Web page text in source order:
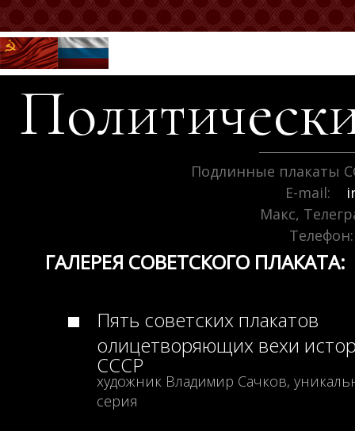
Подлинные плакаты
E-mail:
Макс,
Телефон:
ГАЛЕРЕЯ СОВЕТСКОГО ПЛАКАТА:
Пять советских плакатов
олицетворяющих вехи
СССР
художник Владимир Сачков,
серия